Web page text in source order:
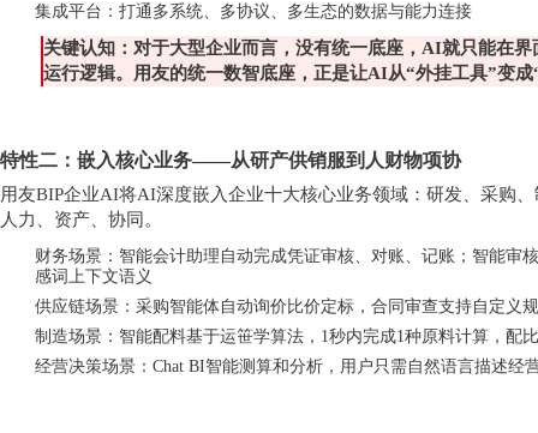
集成平台：打通多系统、多协议、多生态的数据与能力连接
关键认知：对于大型企业而言，没有统一底座， AI就只能在界
运行逻辑。用友的统一数智底座，正是让AI从“外挂工具”变
特性二：嵌入核心业务——从研产供销服到人财物项协
用友BIP企业AI将AI深度嵌入企业十大核心业务领域：研发、采购
人力、资产、协同。
财务场景：智能会计助理自动完成凭证审核、对账、记账；智能审
感词上下文语义
供应链场景：采购智能体自动询价比价定标，合同审查支持自定义
制造场景：智能配料基于运笹学算法， 1秒内完成1种原料计算，配
经营决策场景： Chat BI智能测算和分析，用户只需自然语言描述经